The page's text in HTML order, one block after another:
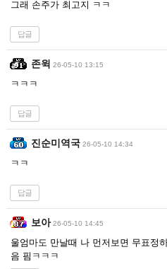
그래 손주가 최고지 ㅋㅋ
답글
존윅 26-05-10 13:15
ㅋㅋㅋ
답글
진순미역국 26-05-10 14:34
ㅋㅋ
답글
보아 26-05-10 14:45
울엄마도 만날때 나 먼저보면 무표정
음 핌ㅋㅋㅋ